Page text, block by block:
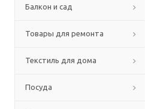
Балкон и сад
Товары для ремонта
Текстиль для дома
Посуда